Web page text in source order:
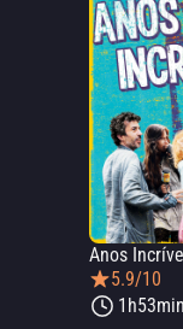
Anos
5.9/10
1h53min